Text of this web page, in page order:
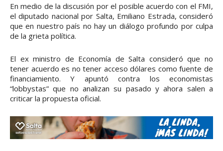
En medio de la discusión por el posible acuerdo con el FMI,
el diputado nacional por Salta, Emiliano Estrada, consideró
que en nuestro país no hay un diálogo profundo por culpa
de la grieta política.
El ex ministro de Economía de Salta consideró que no
tener acuerdo es no tener acceso dólares como fuente de
financiamiento. Y apuntó contra los economistas
“lobbystas” que no analizan su pasado y ahora salen a
criticar la propuesta oficial.